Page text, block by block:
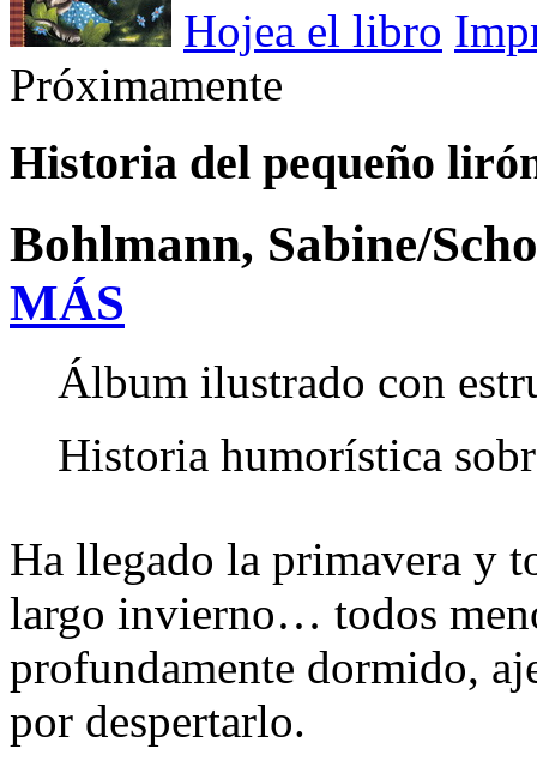
Hojea el libro
Próximamente
Historia del pequeño
Bohlmann, Sabine/
MÁS
Álbum ilustrado con
Historia humorística
Ha llegado la primavera y
largo invierno… todos
profundamente dormido,
por despertarlo.